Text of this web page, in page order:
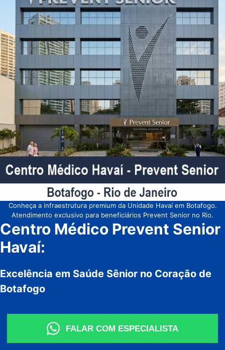
Conheça a infraestrutura premium da Unidade Havaí em Botafogo.
Atendimento exclusivo para beneficiários Prevent Senior no Rio.
Centro Médico Prevent Senior
Havaí:
Excelência em Saúde Sênior no Coração de
Botafogo
FALAR COM ESPECIALISTA